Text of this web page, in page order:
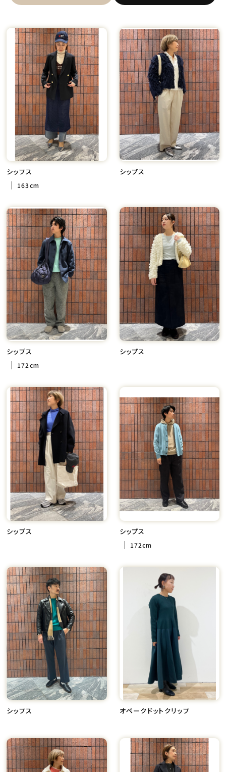
シップス
163cm
シップス
シップス
172cm
シップス
シップス シップス
172cm
シップス オペークドットクリップ